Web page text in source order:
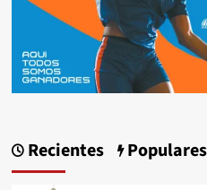
Recientes Populares